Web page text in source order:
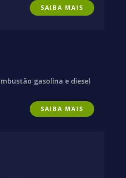
SAIBA MAIS
gasolina e diesel
SAIBA MAIS